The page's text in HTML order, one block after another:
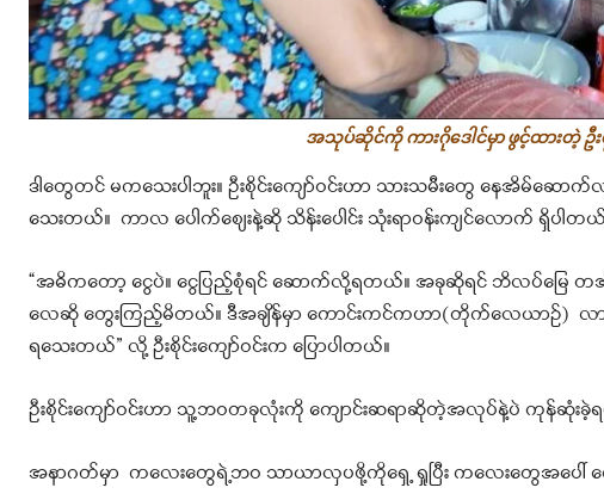
အသုပ်ဆိုင်ကို ကားဂိုဒေါင်မှာ ဖွင့်ထားတဲ့ ဦး
ဒါတွေတင် မကသေးပါဘူး။ ဦးစိုင်းကျော်ဝင်းဟာ သားသမီးတွေ နေအိမ်ဆေ
သေးတယ်။ ကာလ ပေါက်စျေးနဲ့ဆို သိန်းပေါင်း သုံးရာဝန်းကျင်လောက် ရှိပါတ
“အဓိကတော့ ငွေပဲ။ ငွေပြည့်စုံရင် ဆောက်လို့ရတယ်။ အခုဆိုရင် ဘိလပ်မြေ တ
လေဆို တွေးကြည့်မိတယ်။ ဒီအချိန်မှာ ကောင်းကင်ကဟာ(တိုက်လေယာဉ်) လာ
ရသေးတယ်” လို့ ဦးစိုင်းကျော်ဝင်းက ပြောပါတယ်။
ဦးစိုင်းကျော်ဝင်းဟာ သူ့ဘဝတခုလုံးကို ကျောင်းဆရာဆိုတဲ့အလုပ်နဲ့ပဲ ကုန်ဆုံးခဲ့ရ
အနာဂတ်မှာ ကလေးတွေရဲ့ဘဝ သာယာလှပဖို့ကိုရှေ့ ရှုပြီး ကလေးတွေအပေါ် စေ